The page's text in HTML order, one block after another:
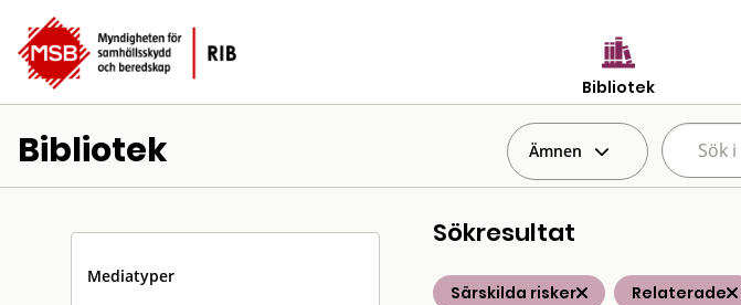
Bibliotek
Bibliotek Ämnen
Mediatyper
Sökresultat
Särskilda risker Relaterade